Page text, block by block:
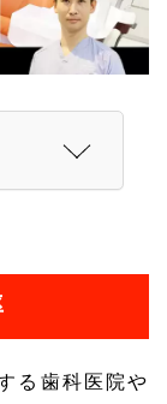
る歯科医院や